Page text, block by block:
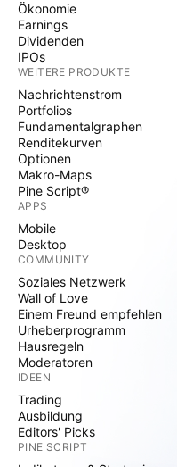
Ökonomie
Earnings
Dividenden
IPOs
WEITERE PRODUKTE
Nachrichtenstrom
Portfolios
Fundamentalgraphen
Renditekurven
Optionen
Makro-Maps
Pine Script®
APPS
Mobile
Desktop
COMMUNITY
Soziales Netzwerk
Wall of Love
Einem Freund empfehlen
Urheberprogramm
Hausregeln
Moderatoren
IDEEN
Trading
Ausbildung
Editors' Picks
PINE SCRIPT